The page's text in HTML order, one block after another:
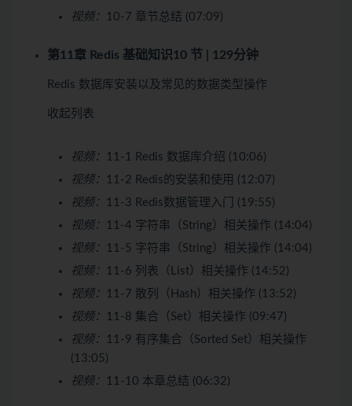
视频：
10-7 章节总结 (07:09)
第11章 Redis 基础知识10 节 | 129分钟
Redis 数据库安装以及常见的数据类型操作
收起列表
视频：
11-1 Redis 数据库介绍 (10:06)
视频：
11-2 Redis的安装和使用 (12:07)
视频：
11-3 Redis数据管理入门 (19:55)
视频：
11-4 字符串（String）相关操作 (14:04)
视频：
11-5 字符串（String）相关操作 (14:04)
视频：
11-6 列表（List）相关操作 (14:52)
视频：
11-7 散列（Hash）相关操作 (13:52)
视频：
11-8 集合（Set）相关操作 (09:47)
视频：
11-9 有序集合（Sorted Set）相关操作
(13:05)
视频：
11-10 本章总结 (06:32)